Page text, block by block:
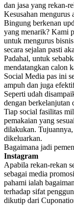
dan jasa yang rekan-
Kesusahan
Bingung berkenan
yang menarik? Kami
untuk mengurus
secara sejalan pasti
Padahal, untuk
mendatangkan calon
Social Media pas ini
ampuh dan juga
Seperti udah
dengan berkelanjutan
Tiap social fasilitas
pemakaian yang
dilakukan. Tujuannya,
dikeluarkan.
Bagaimana jadi
Instagram
Apabila rekan-rekan
sebagai media
pahami ialah
terhadap sifat
dikutip dari